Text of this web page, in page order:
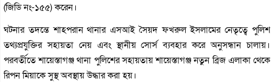
(জিডি নং-১৫৫) করেন।
ঘটনার তদন্তে শাহপরান থানার এসআই সৈয়দ ফখরুল ইসলামের নেতৃত্বে পুলিশ
তথ্যপ্রযুক্তির সহায়তা নেয় এবং স্থানীয় সোর্স ব্যবহার করে অনুসন্ধান চালায়।
পরবর্তীতে শায়েস্তাগঞ্জ থানা পুলিশের সহায়তায় শায়েস্তাগঞ্জ নতুন ব্রিজ এলাকা থেকে
রিপন মিয়াকে সুস্থ অবস্থায় উদ্ধার করা হয়।